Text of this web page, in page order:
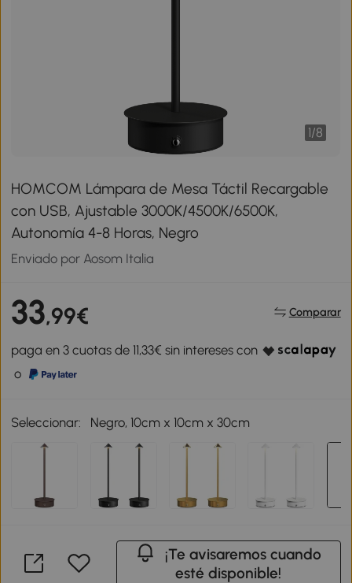
1/8
HOMCOM Lámpara de Mesa Táctil Recargable
con USB, Ajustable 3000K/4500K/6500K,
Autonomía 4-8 Horas, Negro
Enviado por Aosom Italia
33,99€ Comparar
paga en 3 cuotas de 11,33€ sin intereses con
o
Seleccionar: Negro, 10cm x 10cm x 30cm
¡Te avisaremos cuando
esté disponible!